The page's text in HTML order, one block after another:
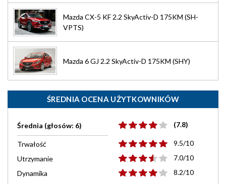
Mazda CX-5 KF 2.2 SkyActiv-D 175KM (SH-
VPTS)
Mazda 6 GJ 2.2 SkyActiv-D 175KM (SHY)
ŚREDNIA OCENA UŻYTKOWNIKÓW
Średnia (głosów: 6) (7.8)
Trwałość
9.5/10
Utrzymanie
7.0/10
Dynamika
8.2/10